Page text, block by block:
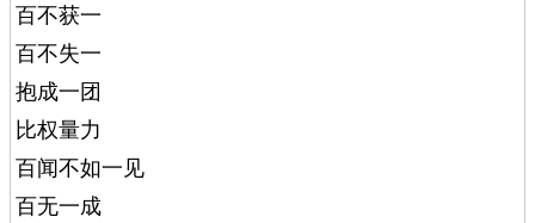
百不获一
百不失一
抱成一团
比权量力
百闻不如一见
百无一成